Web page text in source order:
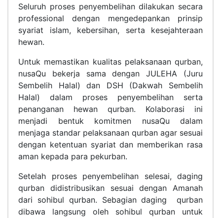
Seluruh proses penyembelihan dilakukan secara
professional dengan mengedepankan prinsip
syariat islam, kebersihan, serta kesejahteraan
hewan.
Untuk memastikan kualitas pelaksanaan qurban,
nusaQu bekerja sama dengan JULEHA (Juru
Sembelih Halal) dan DSH (Dakwah Sembelih
Halal) dalam proses penyembelihan serta
penanganan hewan qurban. Kolaborasi ini
menjadi bentuk komitmen nusaQu dalam
menjaga standar pelaksanaan qurban agar sesuai
dengan ketentuan syariat dan memberikan rasa
aman kepada para pekurban.
Setelah proses penyembelihan selesai, daging
qurban didistribusikan sesuai dengan Amanah
dari sohibul qurban. Sebagian daging
qurban
dibawa langsung oleh sohibul qurban untuk